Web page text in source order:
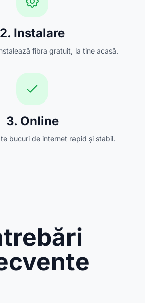
2. Instalare
fibra gratuit, la tine acasă.
3. Online
bucuri de internet rapid și stabil.